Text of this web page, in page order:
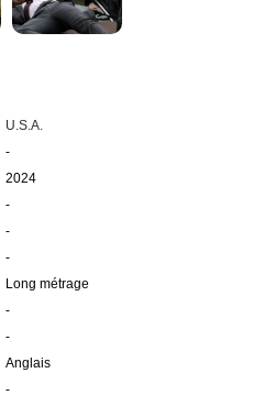
U.S.A.
-
2024
-
-
-
Long métrage
-
-
Anglais
-